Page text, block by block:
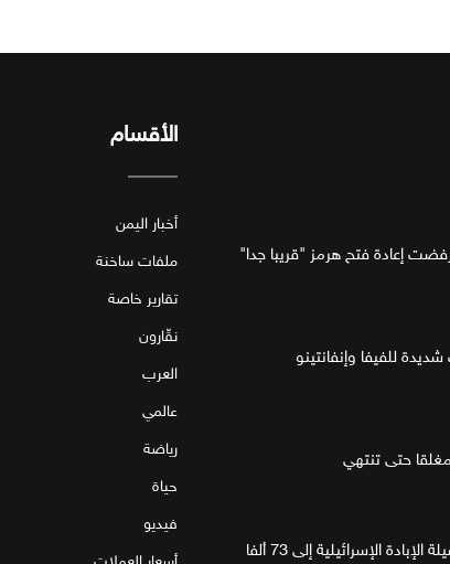
إعادة فتح هرمز "قريبا جدا"
للفيفا وإنفانتينو
حتى تنتهي
غزة.. مقتل 4 فلسطينيين يرفع حصيلة الإبادة الإسرائيلية إلى 73 ألفا
الأقسام
أخبار اليمن
ملفات ساخنة
تقارير خاصة
نقّارون
العرب
عالمي
رياضة
حياة
فيديو